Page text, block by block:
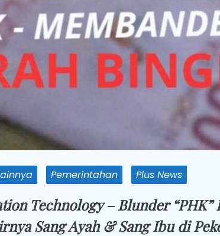
Pemerintahan Plus News
Technology – Blunder
Sang Ayah & Sang Ibu di